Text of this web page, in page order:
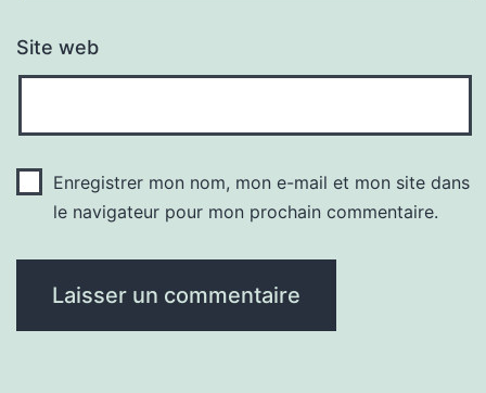
Site web
Enregistrer mon nom, mon e-mail et mon site dans
le navigateur pour mon prochain commentaire.